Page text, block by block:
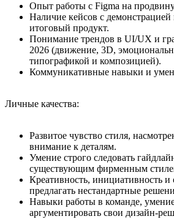
Опыт работы с Figma на
Наличие кейсов с демонстрацией
итоговый продукт.
Понимание трендов в UI/UX и
2026 (движение, 3D,
типографикой и композицией).
Коммуникативные навыки и
Личные качества:
Развитое чувство стиля,
внимание к деталям.
Умение строго следовать
существующим фирменным
Креативность, инициативность и
предлагать нестандартные
Навыки работы в команде,
аргументировать свои дизайн-